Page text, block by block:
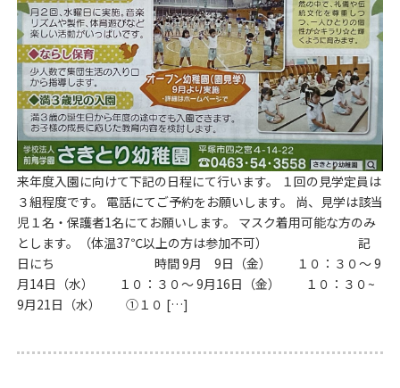
来年度入園に向けて下記の日程にて行います。 １回の見学定員は
３組程度です。 電話にてご予約をお願いします。 尚、見学は該当
児１名・保護者1名にてお願いします。 マスク着用可能な方のみ
とします。（体温37℃以上の方は参加不可） 記
日にち 時間 9月 9日（金） １０：３０～ 9
月14日（水） １０：３０～ 9月16日（金） １０：３０~
9月21日（水） ①１０ […]